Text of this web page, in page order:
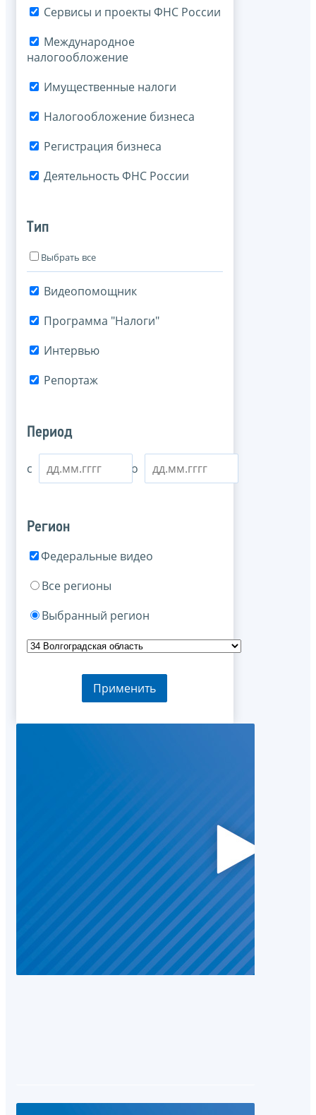
Сервисы и проекты ФНС России
Международное
налогообложение
Имущественные налоги
Налогообложение бизнеса
Регистрация бизнеса
Деятельность ФНС России
Тип
Выбрать все
Видеопомощник
Программа "Налоги"
Интервью
Репортаж
Период
с по
Регион
Федеральные видео
Все регионы
Выбранный регион
Применить